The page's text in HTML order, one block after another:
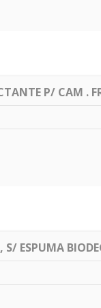
P/ CAM .
S/ ESPUMA